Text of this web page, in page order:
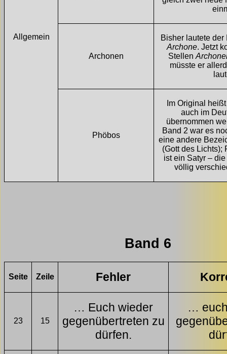
Allgemein
Archonen
Bisher lautete
Archone. Jetzt
Stellen
müsste er
Phöbos
Im Original
auch im
übernommen
Band 2 war es
eine andere
(Gott des Lichts);
ist ein Satyr –
völlig
Band 6
Seite Zeile Fehler
23 15
… Euch wieder
gegenübertreten zu
dürfen.
…